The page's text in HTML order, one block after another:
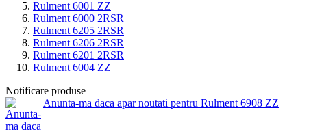
Rulment 6001 ZZ
Rulment 6000 2RSR
Rulment 6205 2RSR
Rulment 6206 2RSR
Rulment 6201 2RSR
Rulment 6004 ZZ
Notificare produse
Anunta-ma daca apar noutati pentru Rulment 6908 ZZ